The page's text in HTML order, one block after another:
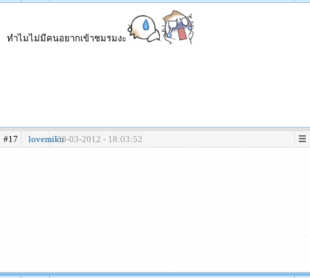
ทำไมไม่มีคนอยากเข้าชมรมงะ
#17 lovemiku30-03-2012 - 18:03:52